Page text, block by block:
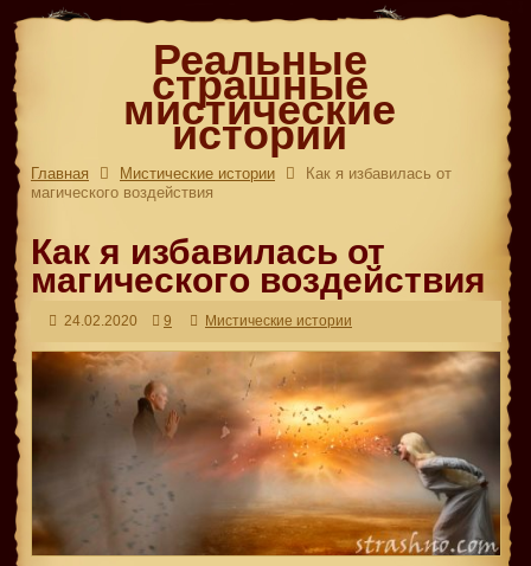
Реальные
страшные
мистические
истории
Главная Мистические истории
Как я избавилась от
магического воздействия
Как я избавилась от
магического воздействия
24.02.2020 9 Мистические истории